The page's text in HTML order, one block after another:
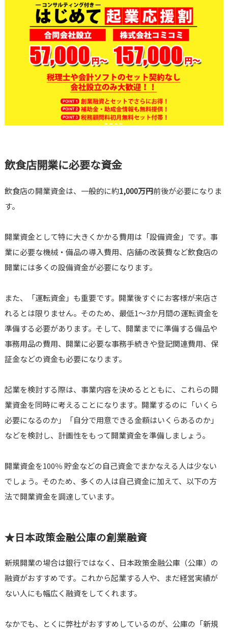
飲食店開業に必要な資金
飲食店の開業資金は、一般的に約1,000万円前後が必要になりま
す。
開業資金として特に大きくかかる費用は「設備資金」です。事
業に必要な機械・備品の導入費用、店舗の改装費など飲食店の
開業には多くの設備資金が必要になります。
また、「運転資金」も重要です。開業後すぐにお客様が来店さ
れるとは限りません。そのため、最低1～3か月間の運転資金を
準備する必要があります。そして、開業までに準備する備品や
事務用品の費用、開業に必要な事務手続きや登記関連費用、保
証金などの資金も必要になります。
起業を検討する際は、事業内容を決めるとともに、これらの開
業資金を同時に考えることになります。開業するのに「いくら
必要になるのか」「自分で用意できる金額はいくらあるのか」
などを検討し、計画性をもって開業資金を準備しましょう。
開業資金を100％ 貯金などの自己資金でまかなえる人は少ない
でしょう。そのため、多くの人は自己資金に加えて、以下の方
法で開業資金を調達しています。
★日本政策金融公庫の創業融資
新規開業の場合は銀行ではなく、日本政策金融公庫（公庫）の
融資がおすすめです。これから起業する人や、まだ経営実績が
ない人にも幅広く融資をしてくれます。
なかでも、とくに弊社がおすすめしているのが、公庫の「新規